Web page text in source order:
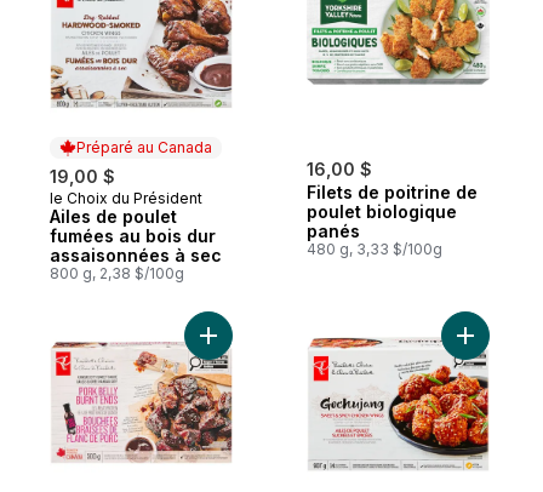
Préparé au Canada
19,00 $
Préparé au Canada
le Choix du Président
Ailes de poulet
fumées au bois dur
assaisonnées à sec
800 g, 2,38 $/100g
16,00 $
Filets de poitrine de
poulet biologique
panés
480 g, 3,33 $/100g
Ajouter Bouchées braisées de flanc de
Ajouter